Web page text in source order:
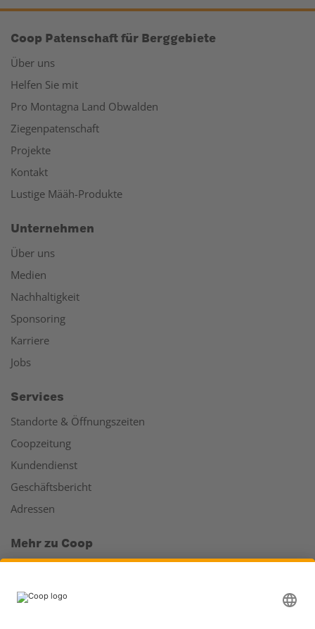
Coop Patenschaft für Berggebiete
Über uns
Helfen Sie mit
Pro Montagna Land Obwalden
Ziegenpatenschaft
Projekte
Kontakt
Lustige Määh-Produkte
Unternehmen
Über uns
Medien
Nachhaltigkeit
Sponsoring
Karriere
Jobs
Services
Standorte & Öffnungszeiten
Coopzeitung
Kundendienst
Geschäftsbericht
Adressen
Mehr zu Coop
Läden & Services